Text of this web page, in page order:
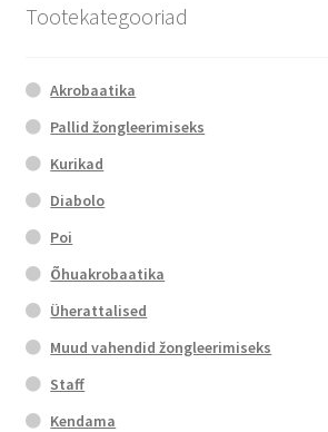
Tootekategooriad
Akrobaatika
Pallid žongleerimiseks
Kurikad
Diabolo
Poi
Õhuakrobaatika
Üherattalised
Muud vahendid žongleerimiseks
Staff
Kendama